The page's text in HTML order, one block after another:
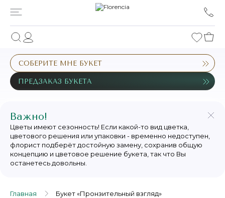
СОБЕРИТЕ МНЕ БУКЕТ
ПРЕДЗАКАЗ БУКЕТА
Главная Букет «Пронзительный взгляд»
Важно!
Цветы имеют сезонность! Если какой-то вид цветка,
цветового решения или упаковки - временно недоступен,
флорист подберёт достойную замену, сохранив общую
концепцию и цветовое решение букета, так что Вы
останетесь довольны.